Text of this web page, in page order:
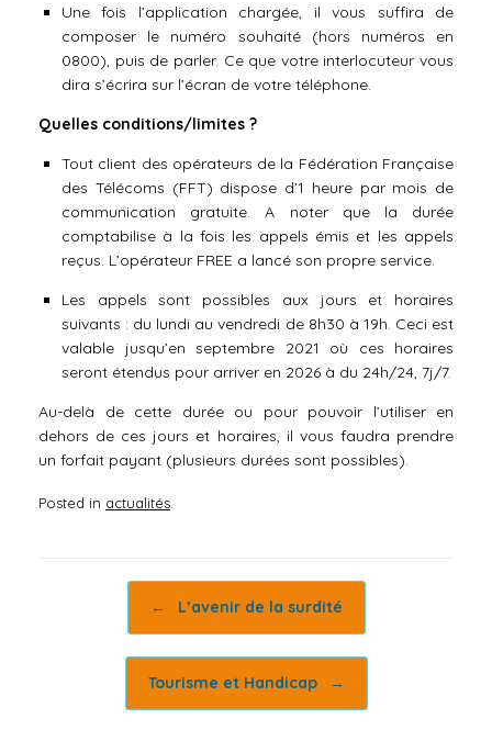
Une fois l’application chargée, il vous suffira de
composer le numéro souhaité (hors numéros en
0800), puis de parler. Ce que votre interlocuteur vous
dira s’écrira sur l’écran de votre téléphone.
Quelles conditions/limites ?
Tout client des opérateurs de la Fédération Française
des Télécoms (FFT) dispose d’1 heure par mois de
communication gratuite. A noter que la durée
comptabilise à la fois les appels émis et les appels
reçus. L’opérateur FREE a lancé son propre service.
Les appels sont possibles aux jours et horaires
suivants : du lundi au vendredi de 8h30 à 19h. Ceci est
valable jusqu’en septembre 2021 où ces horaires
seront étendus pour arriver en 2026 à du 24h/24, 7j/7.
Au-delà de cette durée ou pour pouvoir l’utiliser en
dehors de ces jours et horaires, il vous faudra prendre
un forfait payant (plusieurs durées sont possibles).
Posted in actualités
← L’avenir de la surdité
Tourisme et Handicap →